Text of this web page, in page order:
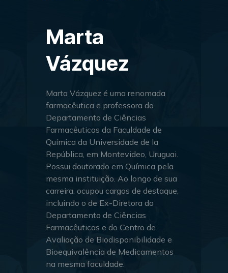
Marta
Vázquez
Marta Vázquez é uma renomada
farmacêutica e professora do
Departamento de Ciências
Farmacêuticas da Faculdade de
Química da Universidade de la
República, em Montevideo, Uruguai.
Possui doutorado em Química pela
mesma instituição. Ao longo de sua
carreira, ocupou cargos de destaque,
incluindo o de Ex-Diretora do
Departamento de Ciências
Farmacêuticas e do Centro de
Avaliação de Biodisponibilidade e
Bioequivalência de Medicamentos
na mesma faculdade.